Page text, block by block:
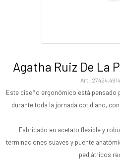
Agatha Ruiz De La
Este diseño ergonómico está pensado
durante toda la jornada cotidiano,
Fabricado en acetato flexible y
terminaciones suaves y puente
pediátricos